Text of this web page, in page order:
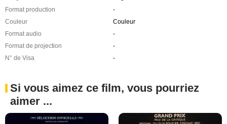
Format production
-
Couleur
Couleur
Format audio
-
Format de projection
-
N° de Visa
-
Si vous aimez ce film, vous pourriez
aimer ...